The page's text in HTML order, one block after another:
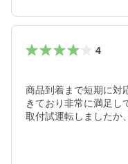
4
商品到着まで短期に対
きており非常に満足し
取付試運転しましたか